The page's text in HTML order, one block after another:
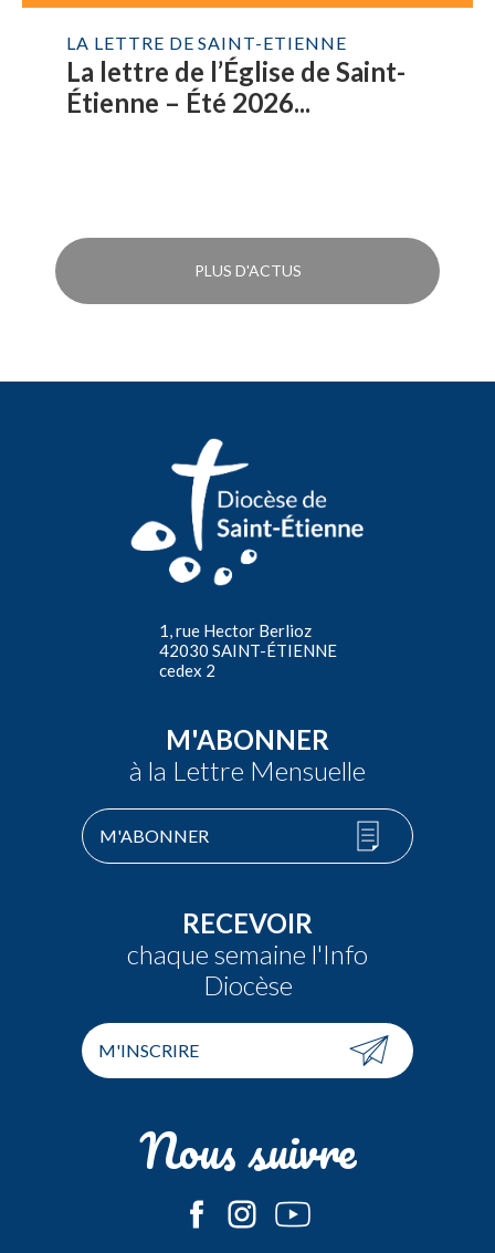
LA LETTRE DE SAINT-ETIENNE
La lettre de l’Église de Saint-
Étienne – Été 2026...
PLUS D'ACTUS
1, rue Hector Berlioz
42030 SAINT-ÉTIENNE
cedex 2
M'ABONNER
à la Lettre Mensuelle
M'ABONNER
RECEVOIR
chaque semaine l'Info
Diocèse
M'INSCRIRE
Nous suivre